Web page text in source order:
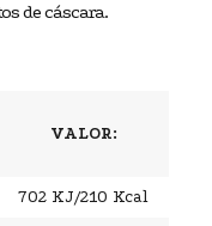
de cáscara.
VALOR:
702 KJ/210 Kcal